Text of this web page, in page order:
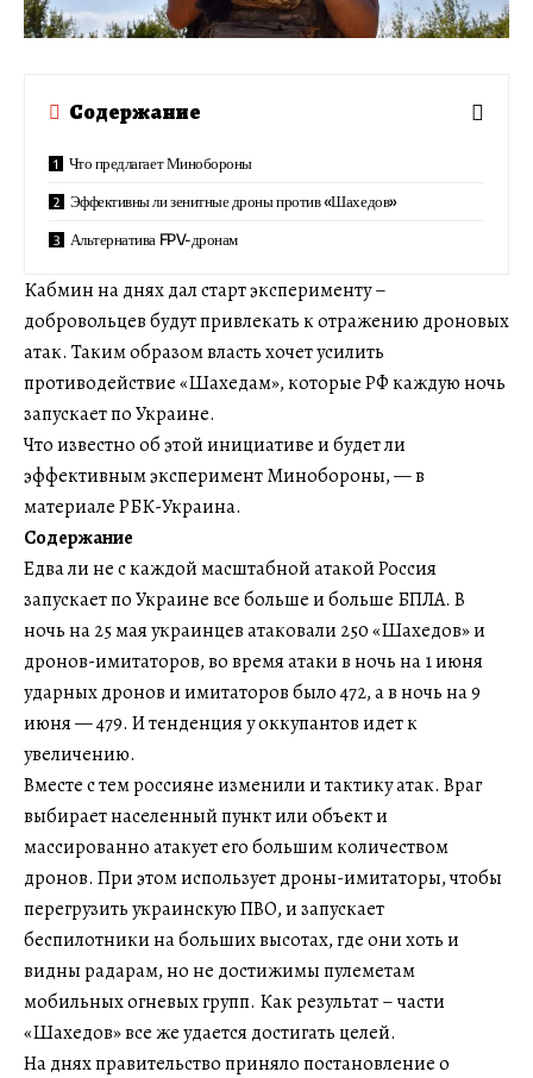
Содержание
Что предлагает Минобороны
Эффективны ли зенитные дроны против «Шахедов»
Альтернатива FPV-дронам
Кабмин на днях дал старт эксперименту –
добровольцев будут привлекать к отражению дроновых
атак. Таким образом власть хочет усилить
противодействие «Шахедам», которые РФ каждую ночь
запускает по Украине.
Что известно об этой инициативе и будет ли
эффективным эксперимент Минобороны, — в
материале РБК-Украина.
Содержание
Едва ли не с каждой масштабной атакой Россия
запускает по Украине все больше и больше БПЛА. В
ночь на 25 мая украинцев атаковали 250 «Шахедов» и
дронов-имитаторов, во время атаки в ночь на 1 июня
ударных дронов и имитаторов было 472, а в ночь на 9
июня — 479. И тенденция у оккупантов идет к
увеличению.
Вместе с тем россияне изменили и тактику атак. Враг
выбирает населенный пункт или объект и
массированно атакует его большим количеством
дронов. При этом использует дроны-имитаторы, чтобы
перегрузить украинскую ПВО, и запускает
беспилотники на больших высотах, где они хоть и
видны радарам, но не достижимы пулеметам
мобильных огневых групп. Как результат – части
«Шахедов» все же удается достигать целей.
На днях правительство приняло постановление о